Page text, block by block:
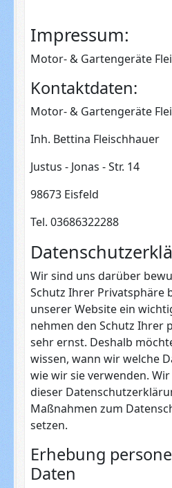
Impressum:
Motor- & Gartengeräte
Kontaktdaten:
Motor- & Gartengeräte
Inh. Bettina Fleischhauer
Justus - Jonas - Str. 14
98673 Eisfeld
Tel. 03686322288
Wir sind uns darüber
Schutz Ihrer Privatsphäre
unserer Website ein
nehmen den Schutz Ihrer
sehr ernst. Deshalb
wissen, wann wir welche
wie wir sie verwenden.
dieser
Maßnahmen zum
setzen.
Erhebung
Daten